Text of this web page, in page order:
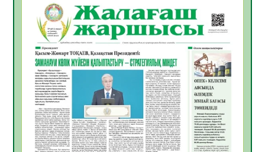
06.08.2026
Инфекциялық ауруларға қарсы иммундау
жұмыстарының тиімділігі
06.08.2026
Көкжөтел ауруы туралы
06.08.2026
28
АПВ вакцинасы туралы мәлімет
06.08.2026
29